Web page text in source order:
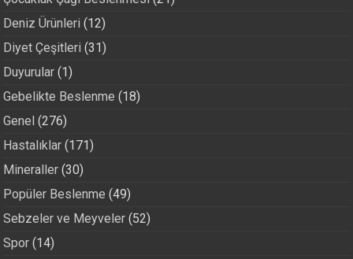
Deniz Ürünleri (12)
Diyet Çeşitleri (31)
Duyurular (1)
Gebelikte Beslenme (18)
Genel (276)
Hastalıklar (171)
Mineraller (30)
Popüler Beslenme (49)
Sebzeler ve Meyveler (52)
Spor (14)